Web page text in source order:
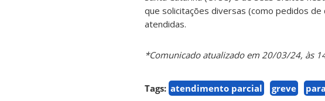
que solicitações diversas (como pedidos
atendidas.
*Comunicado atualizado em 20/03/24, às
Tags: atendimento parcial greve